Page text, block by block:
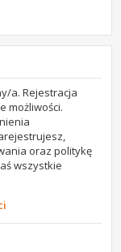
a. Rejestracja
możliwości.
oraz politykę
wszystkie